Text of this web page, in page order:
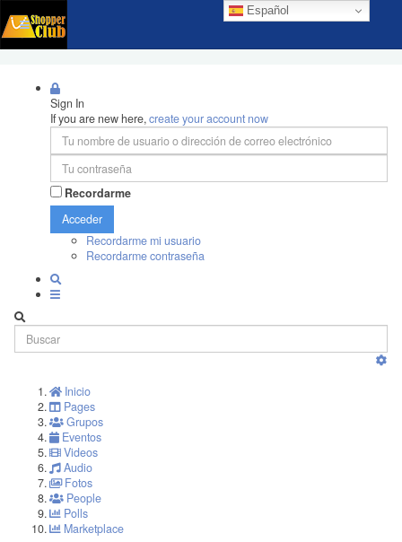
Español
Sign In
If you are new here,create your account now
Recordarme
Acceder
Recordarme mi usuario
Recordarme contraseña
Inicio
Pages
Grupos
Eventos
Videos
Audio
Fotos
People
Polls
Marketplace